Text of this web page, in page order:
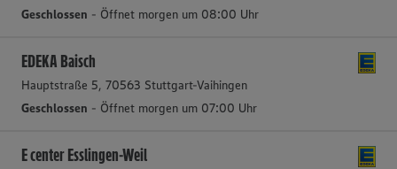
Geschlossen - Öffnet morgen um 08:00 Uhr
EDEKA Baisch
Hauptstraße 5, 70563 Stuttgart-Vaihingen
Geschlossen - Öffnet morgen um 07:00 Uhr
E center Esslingen-Weil